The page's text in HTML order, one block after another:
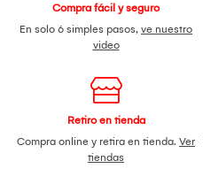
Compra fácil y seguro
En solo 6 simples pasos, ve nuestro
video
Retiro en tienda
Compra online y retira en tienda. Ver
tiendas